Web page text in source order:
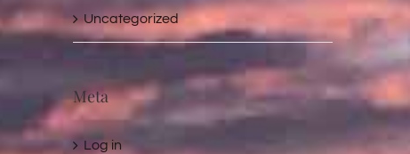
Uncategorized
Meta
Log in